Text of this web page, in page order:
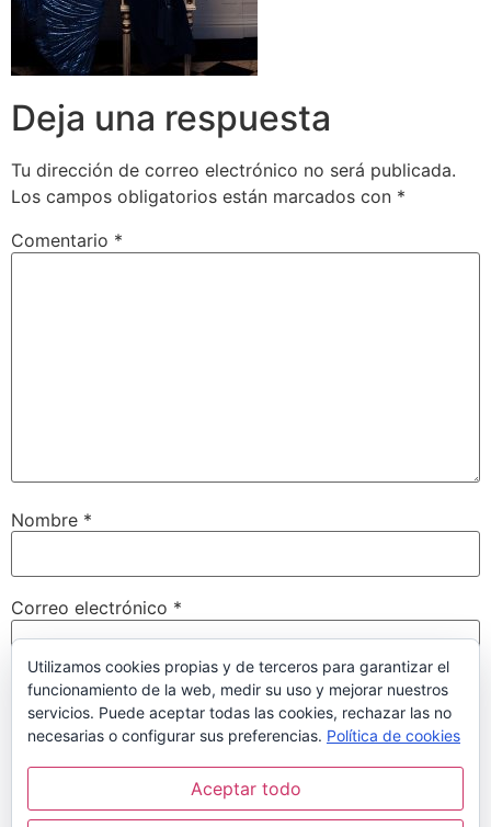
Deja una respuesta
Tu dirección de correo electrónico no será publicada.
Los campos obligatorios están marcados con *
Comentario *
Nombre *
Correo electrónico *
Web
Guarda mi nombre, correo electrónico y web en este
navegador para la próxima vez que comente.
Utilizamos cookies propias y de terceros para garantizar el
funcionamiento de la web, medir su uso y mejorar nuestros
servicios. Puede aceptar todas las cookies, rechazar las no
necesarias o configurar sus preferencias. Política de cookies
Aceptar todo